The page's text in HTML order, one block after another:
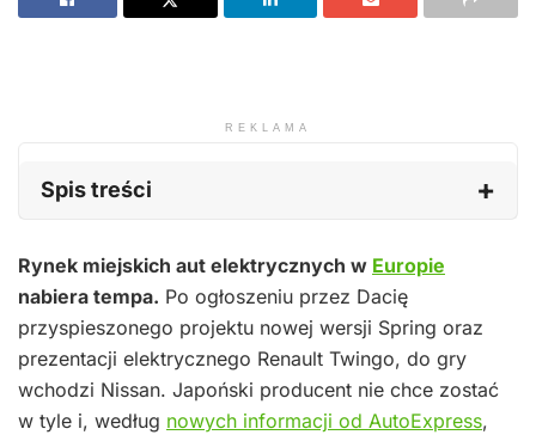
REKLAMA
Spis treści
Rynek miejskich aut elektrycznych w Europie
nabiera tempa. Po ogłoszeniu przez Dacię
przyspieszonego projektu nowej wersji Spring oraz
prezentacji elektrycznego Renault Twingo, do gry
wchodzi Nissan. Japoński producent nie chce zostać
w tyle i, według nowych informacji od AutoExpress,